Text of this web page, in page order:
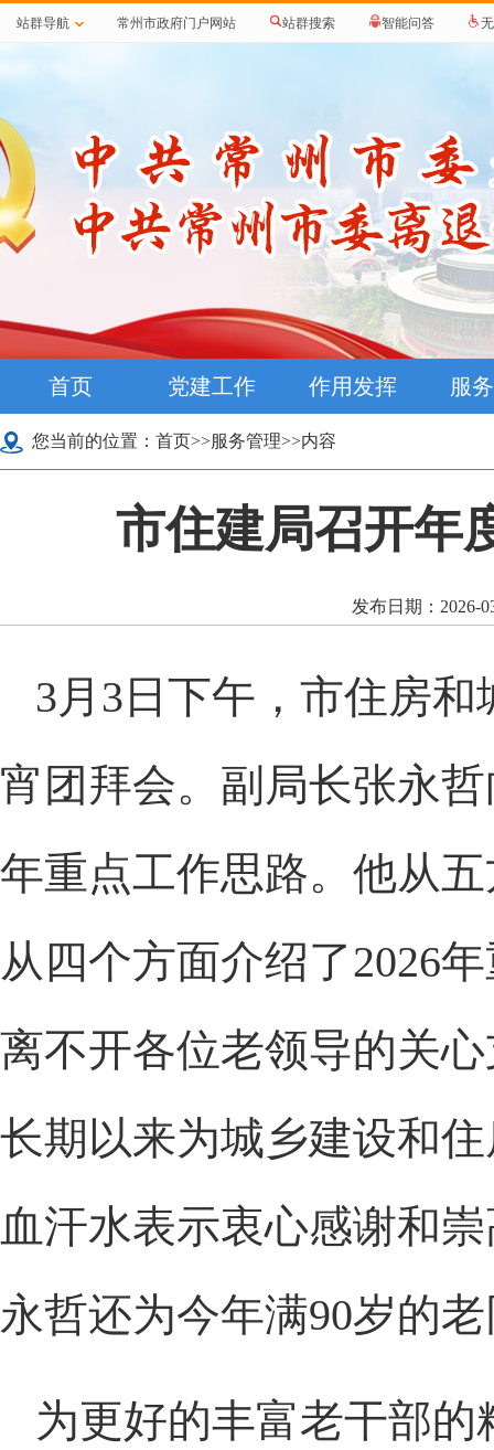
站群导航 常州市政府门户网站 站群搜索 智能问答
首页 党建工作 作用发挥 服
您当前的位置： 首页>>服务管理>>内容
市住建局召开年
发布日期：
3月 3 日下午，市住房
宵团拜会。副局长张永
年重点工作思路。他从
从四个方面介绍了2026
离不开各位老领导的关
长期以来为城乡建设和
血汗水表示衷心感谢和
永哲还为今年满90岁的
为更好的丰富老干部